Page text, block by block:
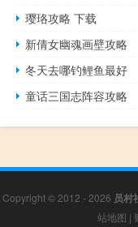
璎珞攻略 下载
新倩女幽魂画壁攻略
冬天去哪钓鲤鱼最好
童话三国志阵容攻略
Copyright © 2012 - 2026 员村
站地图 |